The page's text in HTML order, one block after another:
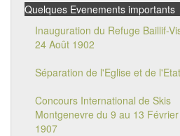
Quelques Evenements importants
Inauguration du Refuge Baillif-
24 Août 1902
Séparation de l'Eglise et de l'Etat
Concours International de Skis
Montgenevre du 9 au 13 Février
1907